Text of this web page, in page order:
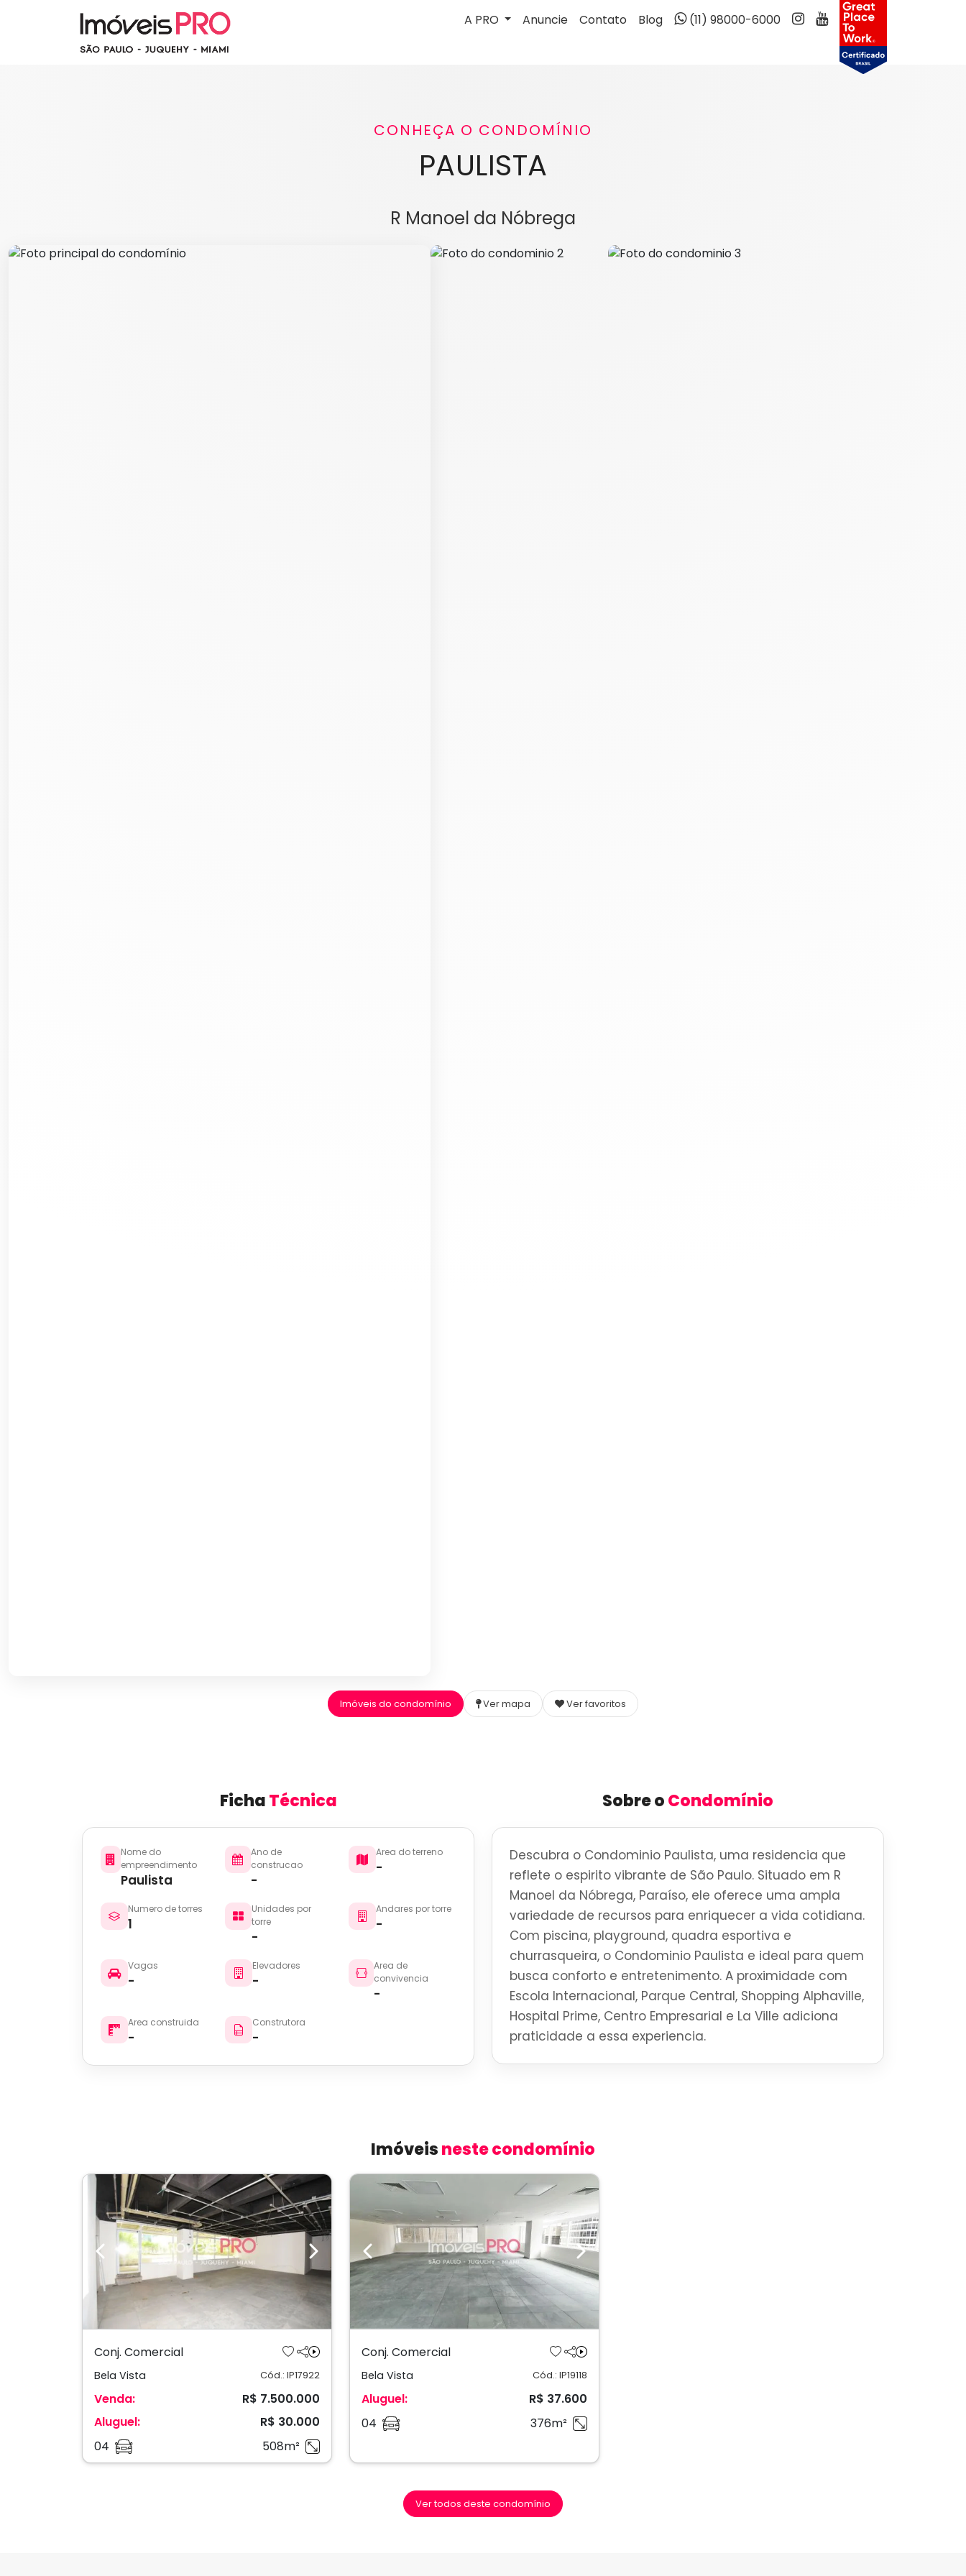
A PRO Anuncie Contato Blog (11) 98000-6000
CONHEÇA O CONDOMÍNIO
PAULISTA
R Manoel da Nóbrega
Imóveis do condomínio Ver mapa Ver favoritos
FichaTécnica
Nome do
empreendimento
Paulista
Ano de
construcao
-
Area do terreno
-
Numero de torres
1
Unidades por
torre
-
Andares por torre
-
Vagas
-
Elevadores
-
Area de
convivencia
-
Area construida
-
Construtora
-
Sobre oCondomínio
Descubra o Condominio Paulista, uma residencia que
reflete o espirito vibrante de São Paulo. Situado em R
Manoel da Nóbrega, Paraíso, ele oferece uma ampla
variedade de recursos para enriquecer a vida cotidiana.
Com piscina, playground, quadra esportiva e
churrasqueira, o Condominio Paulista e ideal para quem
busca conforto e entretenimento. A proximidade com
Escola Internacional, Parque Central, Shopping Alphaville,
Hospital Prime, Centro Empresarial e La Ville adiciona
praticidade a essa experiencia.
Imóveisneste condomínio
Previous Next
Conj. Comercial
Bela Vista Cód.: IP17922
Venda:
R$ 7.500.000
Aluguel:
R$ 30.000
04
508m²
Previous Next
Conj. Comercial
Bela Vista Cód.: IP19118
Aluguel:
R$ 37.600
04
376m²
Ver todos deste condomínio